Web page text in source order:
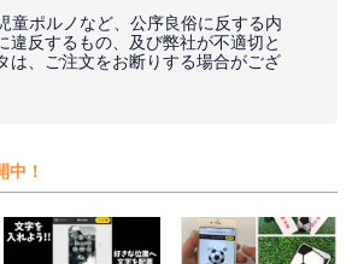
童ポルノなど、公序良俗に反する内
違反するもの、及び弊社が不適切と
は、ご注文をお断りする場合がござ
！